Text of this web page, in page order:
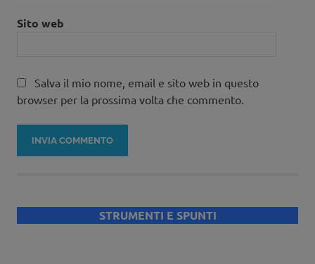
Sito web
Salva il mio nome, email e sito web in questo
browser per la prossima volta che commento.
STRUMENTI E SPUNTI